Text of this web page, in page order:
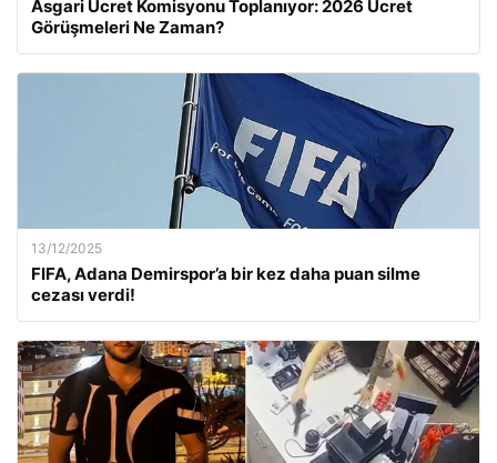
Asgari Ücret Komisyonu Toplanıyor: 2026 Ücret
Görüşmeleri Ne Zaman?
13/12/2025
FIFA, Adana Demirspor’a bir kez daha puan silme
cezası verdi!